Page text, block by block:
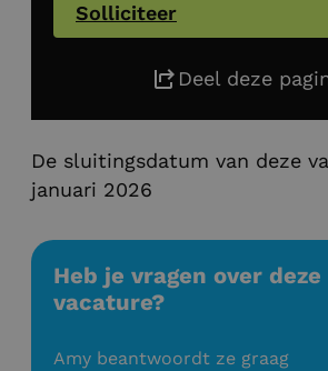
Solliciteer
Deel deze
De sluitingsdatum van deze
januari 2026
Heb je vragen over deze
vacature?
Amy beantwoordt ze graag